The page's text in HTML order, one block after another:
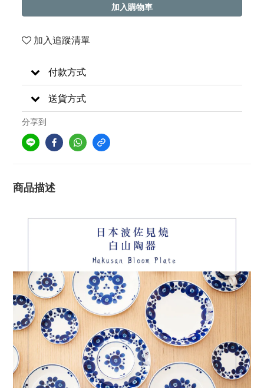
加入購物車
加入追蹤清單
付款方式
送貨方式
分享到
商品描述